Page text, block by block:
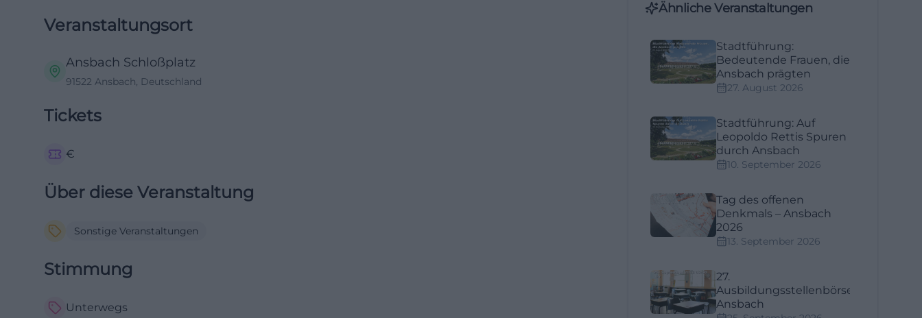
Veranstaltungsort
Ansbach Schloßplatz
91522 Ansbach, Deutschland
Tickets
€
Über diese Veranstaltung
Sonstige Veranstaltungen
Stimmung
Unterwegs
Ähnliche Veranstaltungen
Stadtführung:
Bedeutende Frauen, die
Ansbach prägten
27. August 2026
Stadtführung: Auf
Leopoldo Rettis Spuren
durch Ansbach
10. September 2026
Tag des offenen
Denkmals – Ansbach
2026
13. September 2026
27.
Ausbildungsstellenbörse
Ansbach